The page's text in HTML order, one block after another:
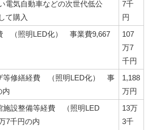
電気自動車などの次世代低公
て購入
7千
円
（照明LED化） 事業費9,667
107
万7
千円
等修繕経費 （照明LED化） 事
内
1,188
万円
施設整備等経費 （照明LED
7千円の内
13万
3千